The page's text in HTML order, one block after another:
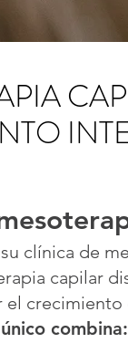
clínica de
capilar
el crecimiento
combina: